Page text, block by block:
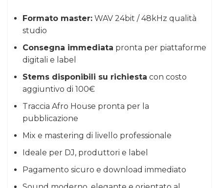
Formato master: WAV 24bit / 48kHz qualità
studio
Consegna immediata pronta per piattaforme
digitali e label
Stems disponibili su richiesta con costo
aggiuntivo di 100€
Traccia Afro House pronta per la
pubblicazione
Mix e mastering di livello professionale
Ideale per DJ, produttori e label
Pagamento sicuro e download immediato